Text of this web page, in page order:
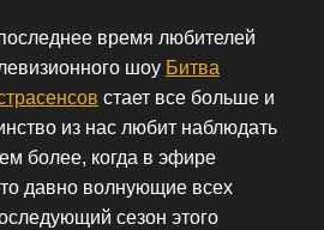
время любителей
шоу Битва
стает все больше и
из нас любит наблюдать
более, когда в эфире
давно волнующие всех
сезон этого